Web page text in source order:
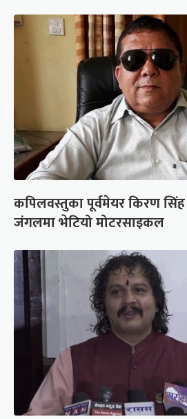
कपिलवस्तुका पूर्वमेयर किरण सिंह
जंगलमा भेटियो मोटरसाइकल